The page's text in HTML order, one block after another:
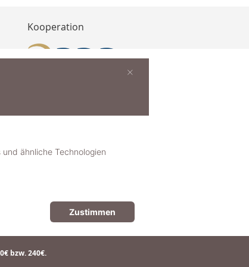
bzw. 240€.
Kooperation
© 2018-2025 dekoster GmbH
ähnliche Technologien
Zustimmen
×